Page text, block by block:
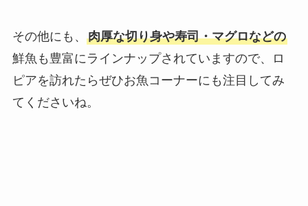
その他にも、 肉厚な切り身や寿司・マグロなどの
鮮魚も豊富にラインナップされていますので、ロ
ピアを訪れたらぜひお魚コーナーにも注目してみ
てくださいね。